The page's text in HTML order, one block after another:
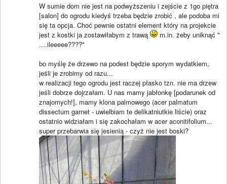
W sumie dom nie jest na podwyższeniu i zejście z 1go piętra
[salon] do ogrodu kiedyś trzeba będzie zrobić , ale podoba mi
się ta opcja. Choć pewnie ostatni element który na projekcie
jest z kostki ja zostawiłabym z trawą
m.in. żeby uniknąć "
....ileeeee????"
bo myślę że drzewo na podest będzie sporym wydatkiem,
jeśli je zrobimy od razu...
w realizacji tego ogrodu jest raczej płasko tzn. nie ma drzew
jeśli dobrze dojrzałam. U nas mamy jabłonkę [podarunek od
znajomych!], mamy klona palmowego (acer palmatum
dissectum garnet - uwielbiam te delikatniutkie liście) oraz
ostatnio widziałam i się zakochałam w acer aconitifolium...
super przebarwia się jesienią - czyż nie jest boski?